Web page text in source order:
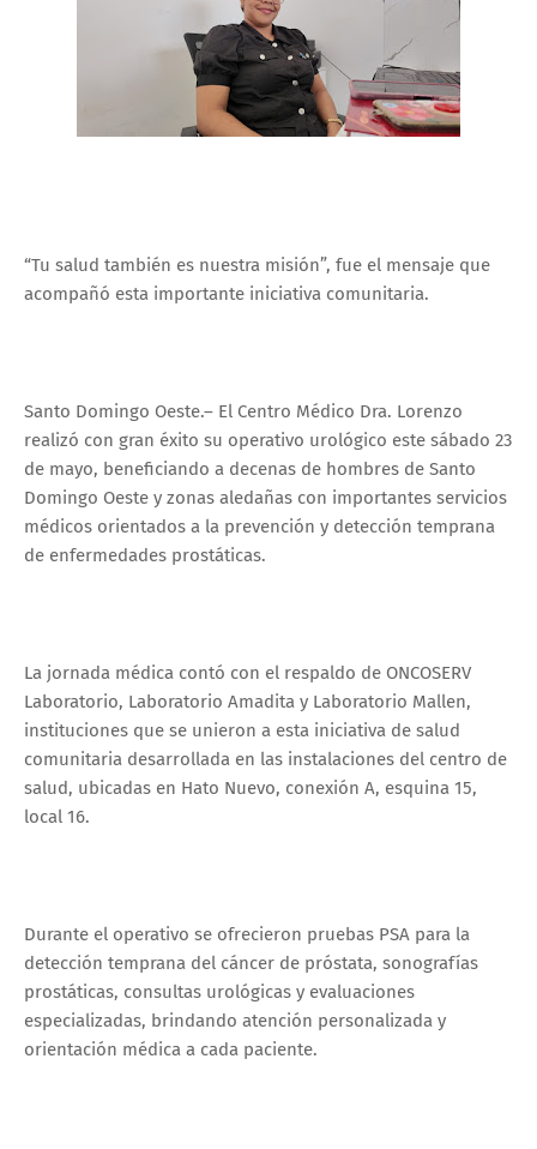
“Tu salud también es nuestra misión”, fue el mensaje que
acompañó esta importante iniciativa comunitaria.
Santo Domingo Oeste.– El Centro Médico Dra. Lorenzo
realizó con gran éxito su operativo urológico este sábado 23
de mayo, beneficiando a decenas de hombres de Santo
Domingo Oeste y zonas aledañas con importantes servicios
médicos orientados a la prevención y detección temprana
de enfermedades prostáticas.
La jornada médica contó con el respaldo de ONCOSERV
Laboratorio, Laboratorio Amadita y Laboratorio Mallen,
instituciones que se unieron a esta iniciativa de salud
comunitaria desarrollada en las instalaciones del centro de
salud, ubicadas en Hato Nuevo, conexión A, esquina 15,
local 16.
Durante el operativo se ofrecieron pruebas PSA para la
detección temprana del cáncer de próstata, sonografías
prostáticas, consultas urológicas y evaluaciones
especializadas, brindando atención personalizada y
orientación médica a cada paciente.